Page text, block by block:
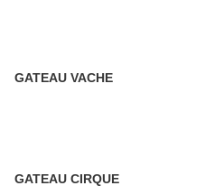
GATEAU VACHE
GATEAU CIRQUE